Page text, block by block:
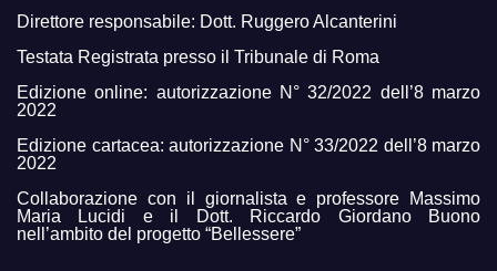
Direttore responsabile: Dott. Ruggero Alcanterini
Testata Registrata presso il Tribunale di Roma
Edizione online: autorizzazione N° 32/2022 dell’8 marzo
2022
Edizione cartacea: autorizzazione N° 33/2022 dell’8 marzo
2022
Collaborazione con il giornalista e professore Massimo
Maria Lucidi e il Dott. Riccardo Giordano Buono
nell’ambito del progetto “Bellessere”